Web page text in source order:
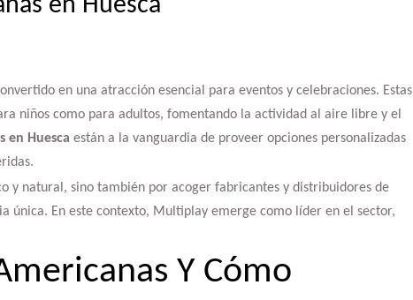
en Huesca
en una atracción esencial para eventos y celebraciones. Estas
niños como para adultos, fomentando la actividad al aire libre y el
en Huesca están a la vanguardia de proveer opciones personalizadas
y natural, sino también por acoger fabricantes y distribuidores de
única. En este contexto, Multiplay emerge como líder en el sector,
Y Cómo